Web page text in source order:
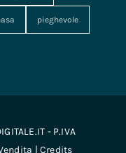
pieghevole
- P.IVA
Credits